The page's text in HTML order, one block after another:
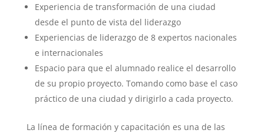
Experiencia de transformación de una ciudad
desde el punto de vista del liderazgo
Experiencias de liderazgo de 8 expertos nacionales
e internacionales
Espacio para que el alumnado realice el desarrollo
de su propio proyecto. Tomando como base el caso
práctico de una ciudad y dirigirlo a cada proyecto.
La línea de formación y capacitación es una de las